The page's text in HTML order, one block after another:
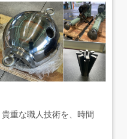
フを経て、設計に携わって
ロフェッショナルとして、工
ーとなる機械メンテナンス
設計も、みんな面白い仕
ャリアを描いていってくだ
重な職人技術を、時間